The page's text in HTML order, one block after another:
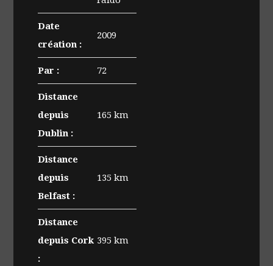
Date
création :
2009
Par : 72
Distance
depuis
Dublin :
165 km
Distance
depuis
Belfast :
135 km
Distance
depuis Cork
:
395 km